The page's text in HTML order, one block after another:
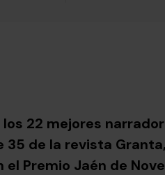
22 mejores
35 de la revista
Premio Jaén de